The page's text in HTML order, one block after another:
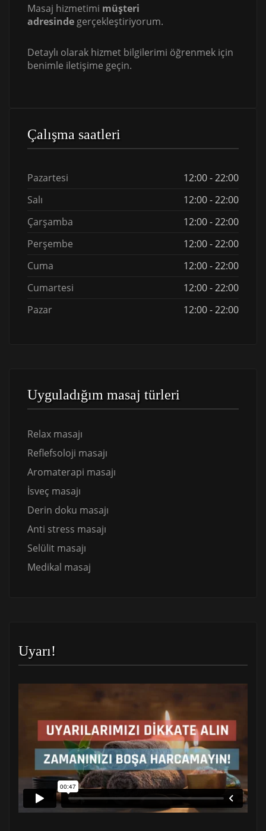
Masaj hizmetimi müşteri
adresinde gerçekleştiriyorum.
Detaylı olarak hizmet bilgilerimi öğrenmek için
benimle iletişime geçin.
Çalışma saatleri
Pazartesi
12:00 - 22:00
Salı
12:00 - 22:00
Çarşamba
12:00 - 22:00
Perşembe
12:00 - 22:00
Cuma
12:00 - 22:00
Cumartesi
12:00 - 22:00
Pazar
12:00 - 22:00
Uyguladığım masaj türleri
Relax masajı
Reflefsoloji masajı
Aromaterapi masajı
İsveç masajı
Derin doku masajı
Anti stress masajı
Selülit masajı
Medikal masaj
Uyarı!